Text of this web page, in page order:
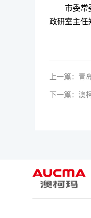
市委常
政研室主任
上一篇： 青
下一篇： 澳